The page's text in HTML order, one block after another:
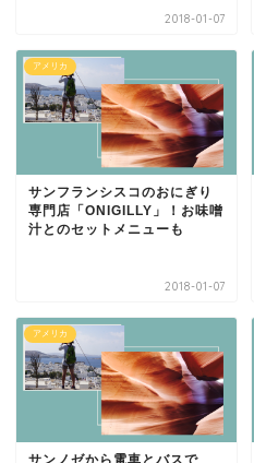
2018-01-07
アメリカ
サンフランシスコのおにぎり
専門店「ONIGILLY」！お味噌
汁とのセットメニューも
2018-01-07
アメリカ
サンノゼから電車とバスで